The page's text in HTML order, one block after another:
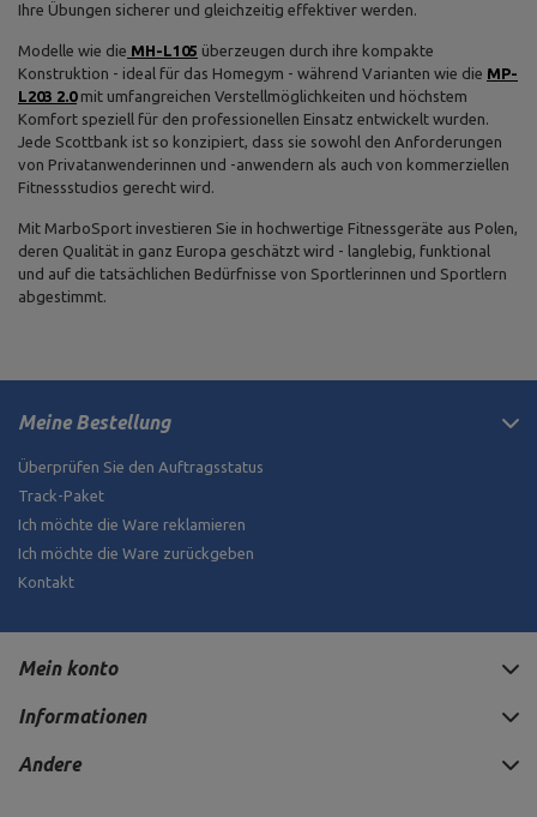
Ihre Übungen sicherer und gleichzeitig effektiver werden.
Modelle wie die MH-L105 überzeugen durch ihre kompakte
Konstruktion - ideal für das Homegym - während Varianten wie die MP-
L203 2.0mit umfangreichen Verstellmöglichkeiten und höchstem
Komfort speziell für den professionellen Einsatz entwickelt wurden.
Jede Scottbank ist so konzipiert, dass sie sowohl den Anforderungen
von Privatanwenderinnen und -anwendern als auch von kommerziellen
Fitnessstudios gerecht wird.
Mit MarboSport investieren Sie in hochwertige Fitnessgeräte aus Polen,
deren Qualität in ganz Europa geschätzt wird - langlebig, funktional
und auf die tatsächlichen Bedürfnisse von Sportlerinnen und Sportlern
abgestimmt.
Meine Bestellung
Überprüfen Sie den Auftragsstatus
Track-Paket
Ich möchte die Ware reklamieren
Ich möchte die Ware zurückgeben
Kontakt
Mein konto
Informationen
Andere